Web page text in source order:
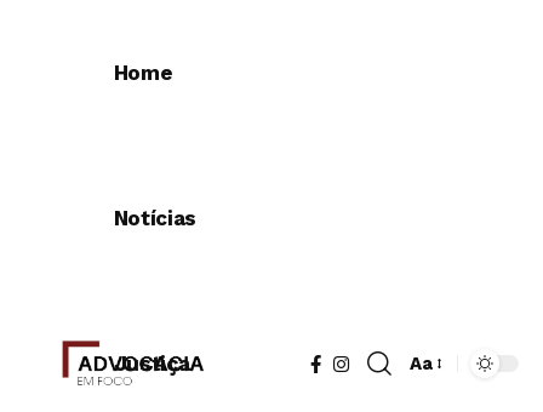
Home
Notícias
Justiça Aa